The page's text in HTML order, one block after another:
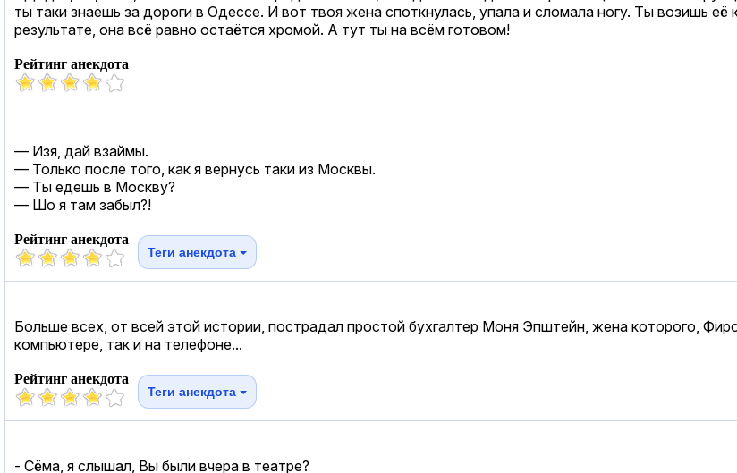
ты таки знаешь за дороги в Одессе. И вот твоя жена споткнулась, упала и сломала ногу. Ты возишь
результате, она всё равно остаётся хромой. А тут ты на всём готовом!
Рейтинг анекдота
— Изя, дай взаймы.
— Только после того, как я вернусь таки из Москвы.
— Ты едешь в Москву?
— Шо я там забыл?!
Рейтинг анекдота
Теги анекдота
Больше всех, от всей этой истории, пострадал простой бухгалтер Моня Эпштейн, жена которого,
компьютере, так и на телефоне...
Рейтинг анекдота
Теги анекдота
- Сёма, я слышал, Вы были вчера в театре?